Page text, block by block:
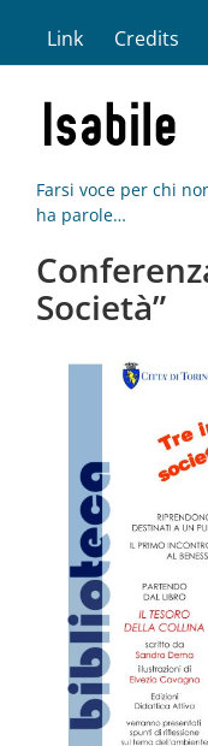
contenuto
Link Credits
Farsi voce per chi
ha parole…
Società”